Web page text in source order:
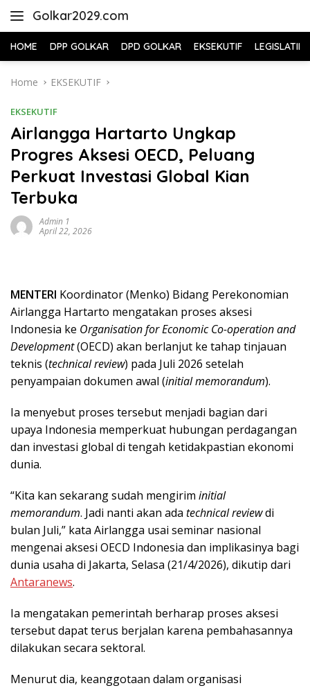
Golkar2029.com
HOME DPP GOLKAR DPD GOLKAR EKSEKUTIF LEGISLATIF
Home EKSEKUTIF
EKSEKUTIF
Airlangga Hartarto Ungkap
Progres Aksesi OECD, Peluang
Perkuat Investasi Global Kian
Terbuka
Admin 1
April 22, 2026
MENTERI Koordinator (Menko) Bidang Perekonomian
Airlangga Hartarto mengatakan proses aksesi
Indonesia ke Organisation for Economic Co-operation and
Development(OECD) akan berlanjut ke tahap tinjauan
teknis (technical review) pada Juli 2026 setelah
penyampaian dokumen awal (initial memorandum).
Ia menyebut proses tersebut menjadi bagian dari
upaya Indonesia memperkuat hubungan perdagangan
dan investasi global di tengah ketidakpastian ekonomi
dunia.
“Kita kan sekarang sudah mengirim initial
memorandum. Jadi nanti akan ada technical reviewdi
bulan Juli,” kata Airlangga usai seminar nasional
mengenai aksesi OECD Indonesia dan implikasinya bagi
dunia usaha di Jakarta, Selasa (21/4/2026), dikutip dari
Antaranews.
Ia mengatakan pemerintah berharap proses aksesi
tersebut dapat terus berjalan karena pembahasannya
dilakukan secara sektoral.
Menurut dia, keanggotaan dalam organisasi